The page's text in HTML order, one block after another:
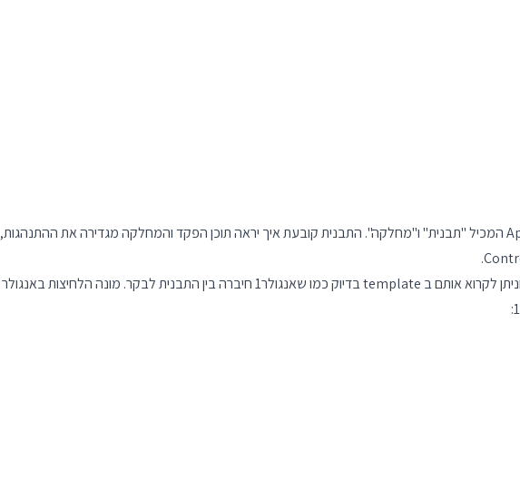
יצרתי פקד בשם AppComponent המכיל "תבנית" ו"מחלקה". התבנית קובעת איך יראה תוכן הפקד והמחלקה מגדירה את ההתנהגות,